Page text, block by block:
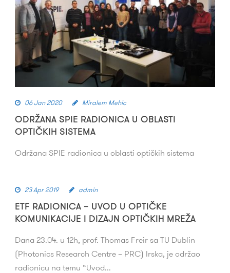
06 Jan 2020 Miralem Mehic
ODRŽANA SPIE RADIONICA U OBLASTI
OPTIČKIH SISTEMA
Održana SPIE radionica u oblasti optičkih sistema
23 Apr 2019 admin
ETF RADIONICA – UVOD U OPTIČKE
KOMUNIKACIJE I DIZAJN OPTIČKIH MREŽA
Dana 23.04. u 12h, prof. Thomas Freir sa TU Dublin
(Photonics Research Centre – PRC) Irska, je održao
radionicu na temu “Uvod...